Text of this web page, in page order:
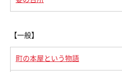
【一般】
町の本屋という物語